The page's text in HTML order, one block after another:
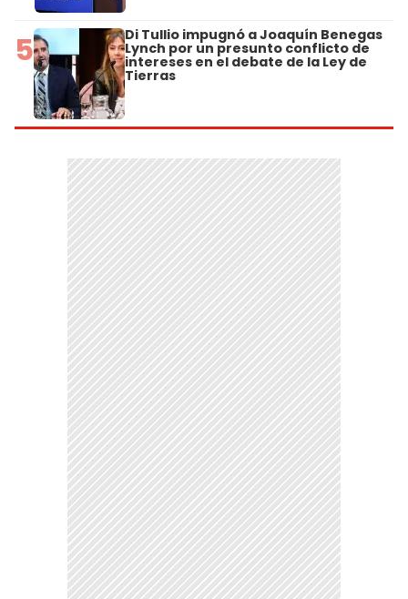
5 Di Tullio impugnó a Joaquín Benegas
Lynch por un presunto conflicto de
intereses en el debate de la Ley de
Tierras